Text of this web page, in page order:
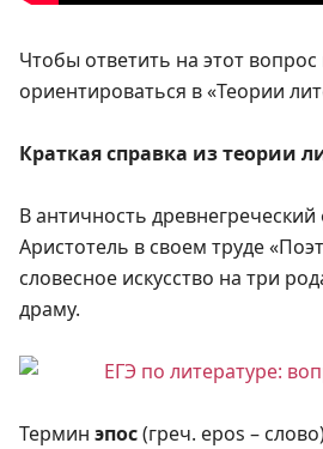
Чтобы ответить на этот
ориентироваться в «Теории
Краткая справка из теории
В античность
Аристотель в своем труде
словесное искусство на три
драму.
Термин эпос(греч. epos –